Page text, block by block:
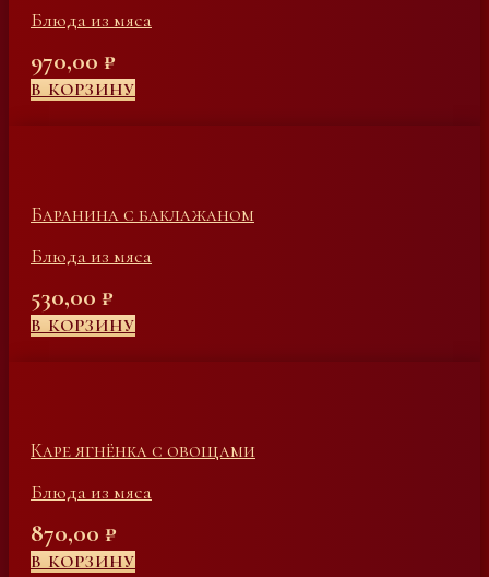
Блюда из мяса
970,00 ₽
В КОРЗИНУ
Баранина с баклажаном
Блюда из мяса
530,00 ₽
В КОРЗИНУ
Каре ягнёнка с овощами
Блюда из мяса
870,00 ₽
В КОРЗИНУ